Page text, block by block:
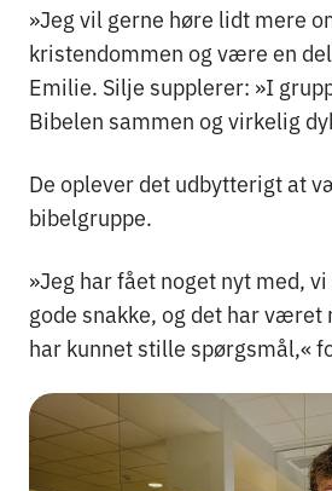
»Jeg vil gerne høre lidt mere
kristendommen og være en
Emilie. Silje supplerer: »I
Bibelen sammen og virkelig
De oplever det udbytterigt at
bibelgruppe.
»Jeg har fået noget nyt med,
gode snakke, og det har været
har kunnet stille spørgsmål,«